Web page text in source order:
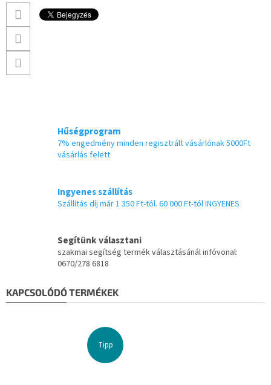
Hűségprogram
7% engedmény minden regisztrált vásárlónak 5000Ft
vásárlás felett
Ingyenes szállítás
Szállítás díj már 1 350 Ft-tól. 60 000 Ft-tól INGYENES
Segítünk választani
szakmai segítség termék választásánál infóvonal:
0670/278 6818
KAPCSOLÓDÓ TERMÉKEK
Tipp